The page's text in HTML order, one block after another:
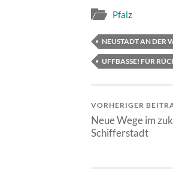
Pfalz
NEUSTADT AN DER
UFFBASSE! FÜR
VORHERIGER
Neue Wege im
Schifferstadt